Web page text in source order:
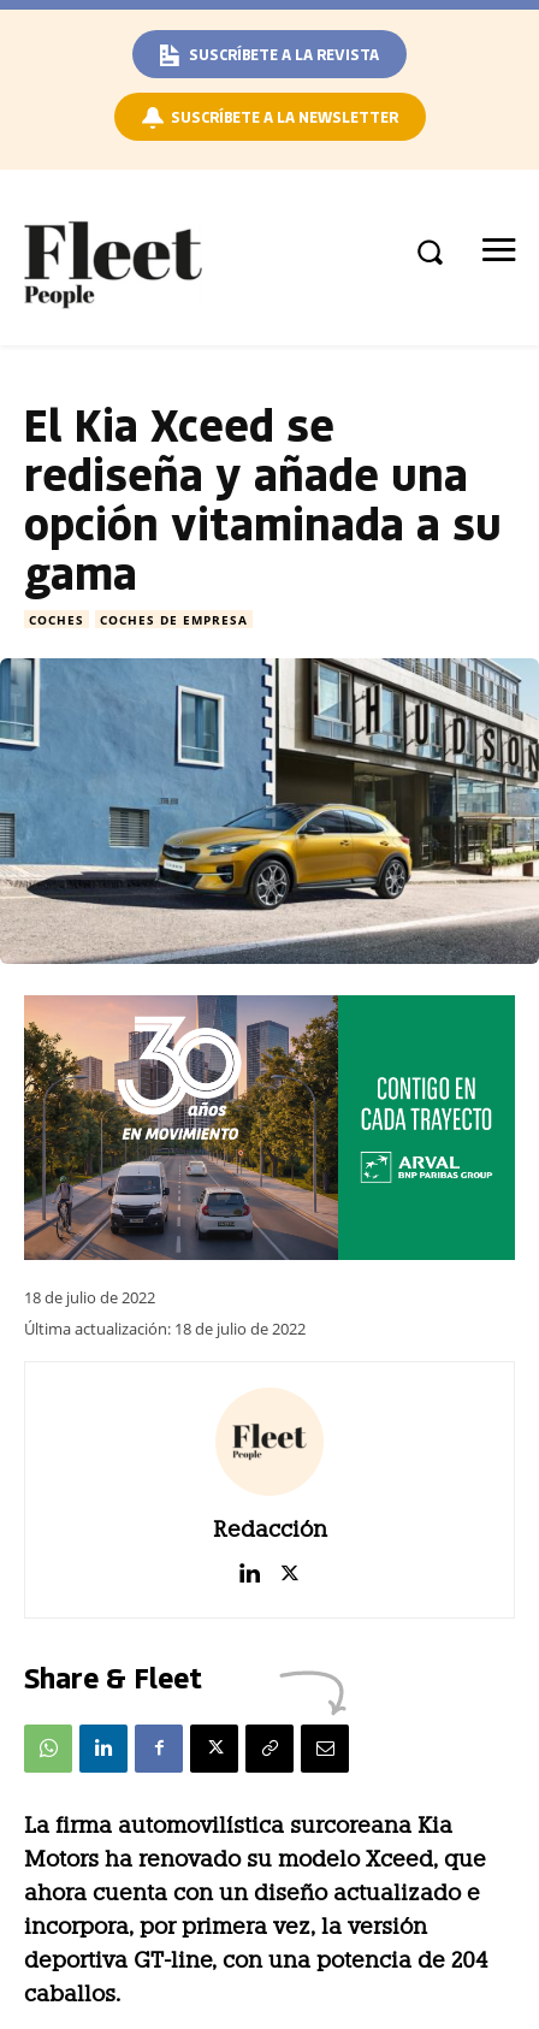
SUSCRÍBETE A LA REVISTA
SUSCRÍBETE A LA NEWSLETTER
El Kia Xceed se
rediseña y añade una
opción vitaminada a su
gama
COCHES COCHES DE EMPRESA
18 de julio de 2022
Última actualización: 18 de julio de 2022
Redacción
Share & Fleet
La firma automovilística surcoreana Kia
Motors ha renovado su modelo Xceed, que
ahora cuenta con un diseño actualizado e
incorpora, por primera vez, la versión
deportiva GT-line, con una potencia de 204
caballos.